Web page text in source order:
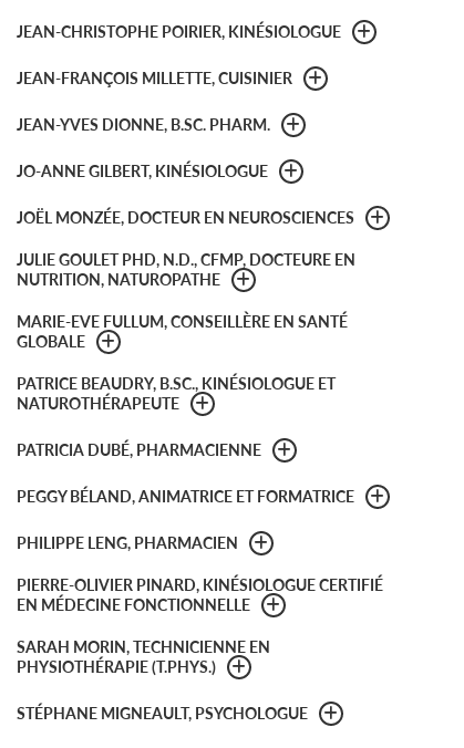
JEAN-CHRISTOPHE POIRIER, KINÉSIOLOGUE
JEAN-FRANÇOIS MILLETTE, CUISINIER
JEAN-YVES DIONNE, B.SC. PHARM.
JO-ANNE GILBERT, KINÉSIOLOGUE
JOËL MONZÉE, DOCTEUR EN NEUROSCIENCES
JULIE GOULET PHD, N.D., CFMP, DOCTEURE EN
NUTRITION, NATUROPATHE
MARIE-EVE FULLUM, CONSEILLÈRE EN SANTÉ
GLOBALE
PATRICE BEAUDRY, B.SC., KINÉSIOLOGUE ET
NATUROTHÉRAPEUTE
PATRICIA DUBÉ, PHARMACIENNE
PEGGY BÉLAND, ANIMATRICE ET FORMATRICE
PHILIPPE LENG, PHARMACIEN
PIERRE-OLIVIER PINARD, KINÉSIOLOGUE CERTIFIÉ
EN MÉDECINE FONCTIONNELLE
SARAH MORIN, TECHNICIENNE EN
PHYSIOTHÉRAPIE (T.PHYS.)
STÉPHANE MIGNEAULT, PSYCHOLOGUE